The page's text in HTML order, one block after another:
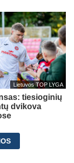
Lietuvos TOP LYGA
tiesioginių
dvikova